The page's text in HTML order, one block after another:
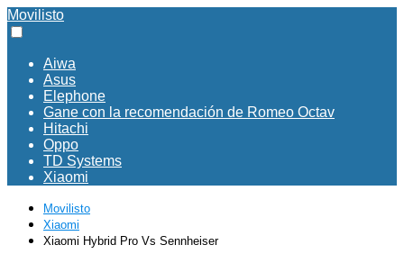
Movilisto
Aiwa
Asus
Elephone
Gane con la recomendación de Romeo Octav
Hitachi
Oppo
TD Systems
Xiaomi
Movilisto
Xiaomi
Xiaomi Hybrid Pro Vs Sennheiser